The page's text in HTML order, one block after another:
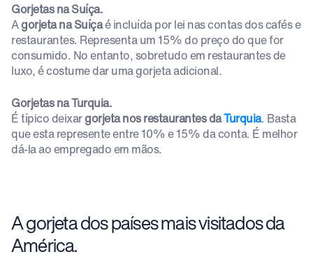
Gorjetas na Suíça.
Agorjeta na Suíçaé incluída por lei nas contas dos cafés e
restaurantes. Representa um 15% do preço do que for
consumido. No entanto, sobretudo em restaurantes de
luxo, é costume dar uma gorjeta adicional.
Gorjetas na Turquia.
É típico deixargorjeta nos restaurantes daTurquia. Basta
que esta represente entre 10% e 15% da conta. É melhor
dá-la ao empregado em mãos.
A gorjeta dos países mais visitados da
América.